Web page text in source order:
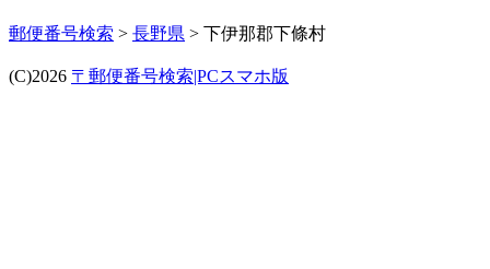
郵便番号検索 > 長野県 > 下伊那郡下條村
(C)2026 〒郵便番号検索|PCスマホ版